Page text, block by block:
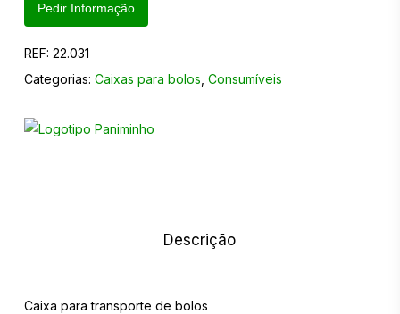
Pedir Informação
REF: 22.031
Categorias: Caixas para bolos Consumíveis
Descrição
Caixa para transporte de bolos